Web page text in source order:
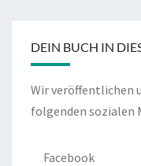
DEIN BUCH IN
Wir veröffentlichen
folgenden sozialen
Facebook